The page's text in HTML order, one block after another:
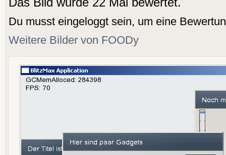
Du musst eingeloggt sein, um eine
Weitere Bilder von FOODy